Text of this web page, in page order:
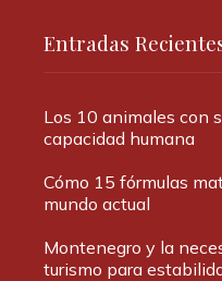
Entradas
Los 10 animales con
capacidad humana
Cómo 15 fórmulas
mundo actual
Montenegro y la
turismo para